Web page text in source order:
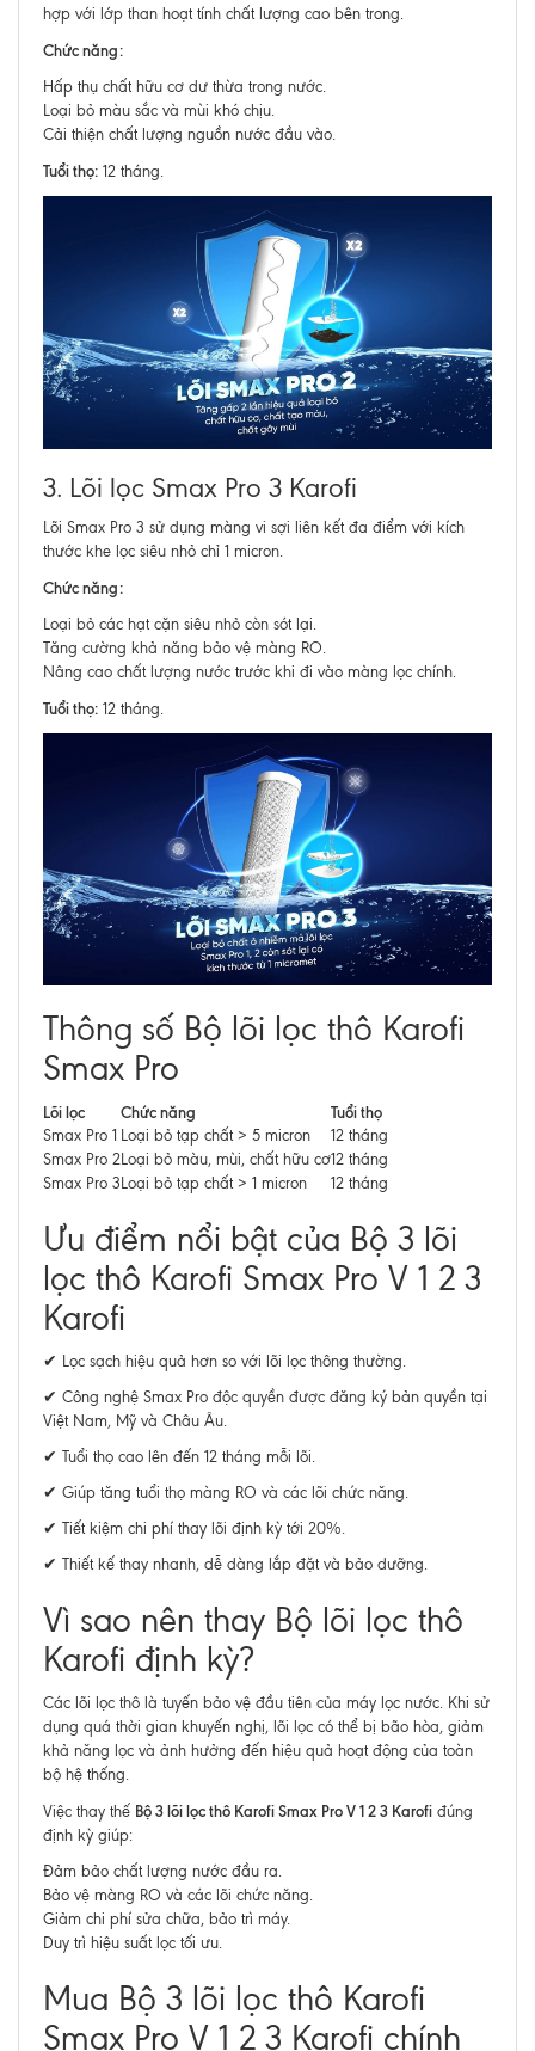
hợp với lớp than hoạt tính chất lượng cao bên trong.
Chức năng:
Hấp thụ chất hữu cơ dư thừa trong nước.
Loại bỏ màu sắc và mùi khó chịu.
Cải thiện chất lượng nguồn nước đầu vào.
Tuổi thọ: 12 tháng.
3. Lõi lọc Smax Pro 3 Karofi
Lõi Smax Pro 3 sử dụng màng vi sợi liên kết đa điểm với kích
thước khe lọc siêu nhỏ chỉ 1 micron.
Chức năng:
Loại bỏ các hạt cặn siêu nhỏ còn sót lại.
Tăng cường khả năng bảo vệ màng RO.
Nâng cao chất lượng nước trước khi đi vào màng lọc chính.
Tuổi thọ: 12 tháng.
Thông số Bộ lõi lọc thô Karofi
Smax Pro
Lõi lọc Chức năng Tuổi thọ
Smax Pro 1 Loại bỏ tạp chất > 5 micron
12 tháng
Smax Pro 2Loại bỏ màu, mùi, chất hữu cơ12 tháng
Smax Pro 3 Loại bỏ tạp chất > 1 micron 12 tháng
Ưu điểm nổi bật của Bộ 3 lõi
lọc thô Karofi Smax Pro V 1 2 3
Karofi
✔ Lọc sạch hiệu quả hơn so với lõi lọc thông thường.
✔ Công nghệ Smax Pro độc quyền được đăng ký bản quyền tại
Việt Nam, Mỹ và Châu Âu.
✔ Tuổi thọ cao lên đến 12 tháng mỗi lõi.
✔ Giúp tăng tuổi thọ màng RO và các lõi chức năng.
✔ Tiết kiệm chi phí thay lõi định kỳ tới 20%.
✔ Thiết kế thay nhanh, dễ dàng lắp đặt và bảo dưỡng.
Vì sao nên thay Bộ lõi lọc thô
Karofi định kỳ?
Các lõi lọc thô là tuyến bảo vệ đầu tiên của máy lọc nước. Khi sử
dụng quá thời gian khuyến nghị, lõi lọc có thể bị bão hòa, giảm
khả năng lọc và ảnh hưởng đến hiệu quả hoạt động của toàn
bộ hệ thống.
Việc thay thế Bộ 3 lõi lọc thô Karofi Smax Pro V 1 2 3 Karofi đúng
định kỳ giúp:
Đảm bảo chất lượng nước đầu ra.
Bảo vệ màng RO và các lõi chức năng.
Giảm chi phí sửa chữa, bảo trì máy.
Duy trì hiệu suất lọc tối ưu.
Mua Bộ 3 lõi lọc thô Karofi
Smax Pro V 1 2 3 Karofi chính